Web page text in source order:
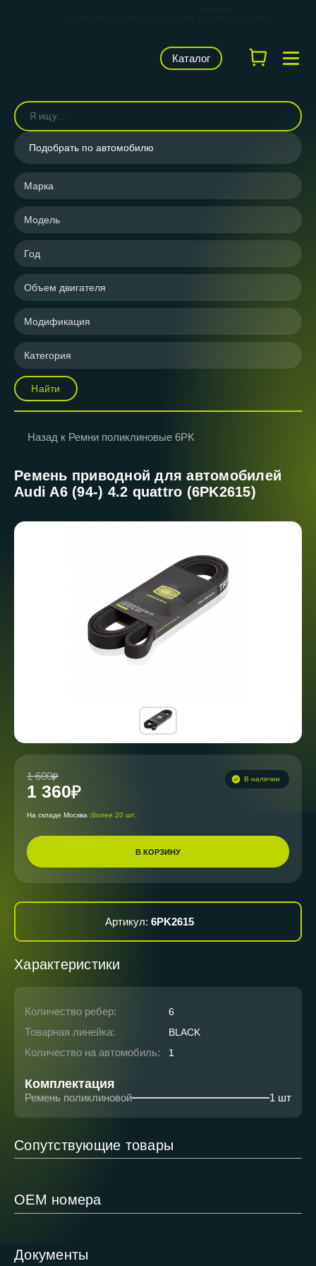
Каталог
Подобрать по автомобилю
Марка
Модель
Год
Объем двигателя
Модификация
Категория
Найти
Назад к Ремни поликлиновые 6PK
Ремень приводной для автомобилей
Audi A6 (94-) 4.2 quattro (6PK2615)
1 600
1 360
В наличии
На складе Москва :более 20 шт.
В КОРЗИНУ
Артикул: 6PK2615
Характеристики
Количество ребер: 6
Товарная линейка: BLACK
Количество на автомобиль: 1
Комплектация
Ремень поликлиновой 1 шт
Сопутствующие товары
ОЕМ номера
Документы